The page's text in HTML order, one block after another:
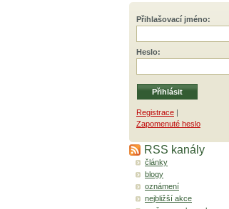
Přihlašovací jméno:
Heslo:
Registrace |
Zapomenuté heslo
RSS kanály
články
blogy
oznámení
nejbližší akce